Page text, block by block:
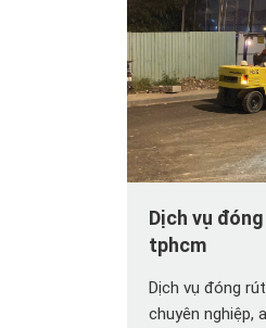
Dịch vụ
tphcm
Dịch vụ đóng
chuyên nghiệp,